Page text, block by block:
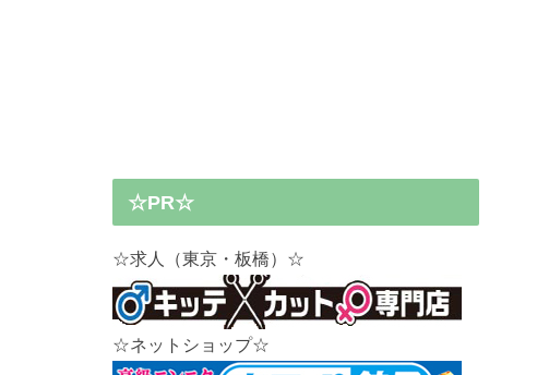
☆PR☆
☆求人（東京・板橋）☆
☆ネットショップ☆